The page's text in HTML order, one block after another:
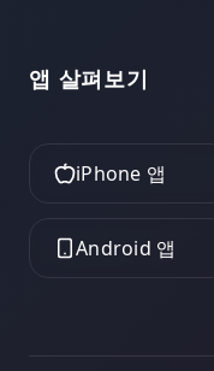
앱 살펴보기
iPhone 앱
Android 앱